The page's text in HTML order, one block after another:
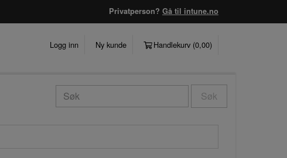
Privatperson? Gå til intune.no
Logg inn Ny kunde Handlekurv (0,00)
Søk